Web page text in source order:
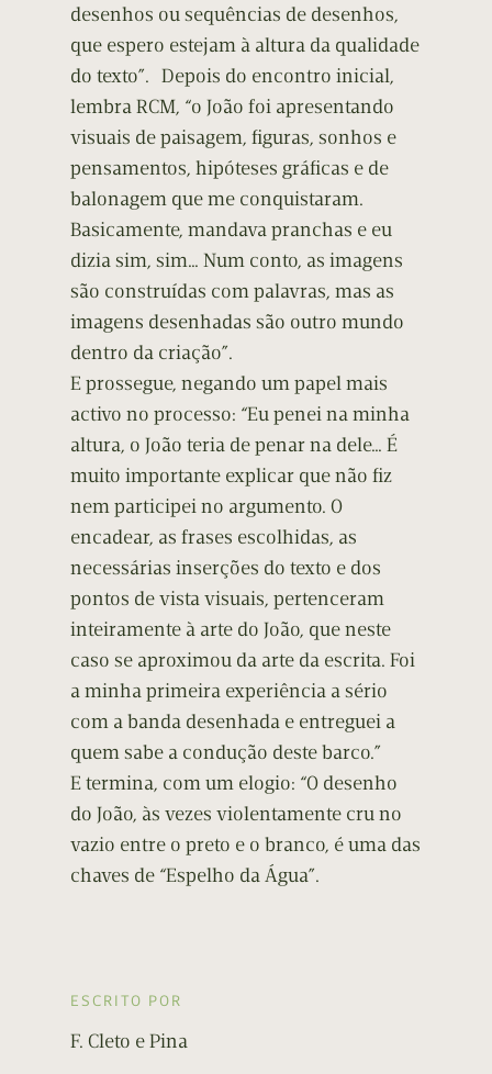
desenhos ou sequências de desenhos,
que espero estejam à altura da qualidade
do texto”. Depois do encontro inicial,
lembra RCM, “o João foi apresentando
visuais de paisagem, figuras, sonhos e
pensamentos, hipóteses gráficas e de
balonagem que me conquistaram.
Basicamente, mandava pranchas e eu
dizia sim, sim… Num conto, as imagens
são construídas com palavras, mas as
imagens desenhadas são outro mundo
dentro da criação”.
E prossegue, negando um papel mais
activo no processo: “Eu penei na minha
altura, o João teria de penar na dele… É
muito importante explicar que não fiz
nem participei no argumento. O
encadear, as frases escolhidas, as
necessárias inserções do texto e dos
pontos de vista visuais, pertenceram
inteiramente à arte do João, que neste
caso se aproximou da arte da escrita. Foi
a minha primeira experiência a sério
com a banda desenhada e entreguei a
quem sabe a condução deste barco.”
E termina, com um elogio: “O desenho
do João, às vezes violentamente cru no
vazio entre o preto e o branco, é uma das
chaves de “Espelho da Água”.
ESCRITO POR
F. Cleto e Pina